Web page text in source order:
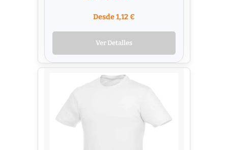
Desde 1,12 €
Ver Detalles